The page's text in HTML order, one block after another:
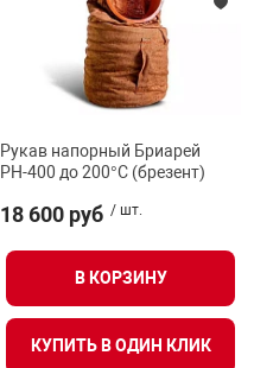
Рукав напорный Бриарей
РН-400 до 200°С (брезент)
18 600 руб / шт.
В КОРЗИНУ
КУПИТЬ В ОДИН КЛИК